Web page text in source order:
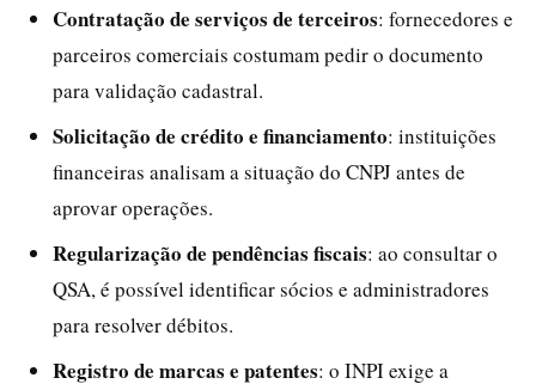
Contratação de serviços de terceiros: fornecedores e
parceiros comerciais costumam pedir o documento
para validação cadastral.
Solicitação de crédito e financiamento: instituições
financeiras analisam a situação do CNPJ antes de
aprovar operações.
Regularização de pendências fiscais: ao consultar o
QSA, é possível identificar sócios e administradores
para resolver débitos.
Registro de marcas e patentes: o INPI exige a